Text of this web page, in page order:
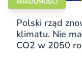
Polski rząd
klimatu. Nie
CO2 w 2050